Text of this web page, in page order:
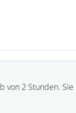
von 2 Stunden.